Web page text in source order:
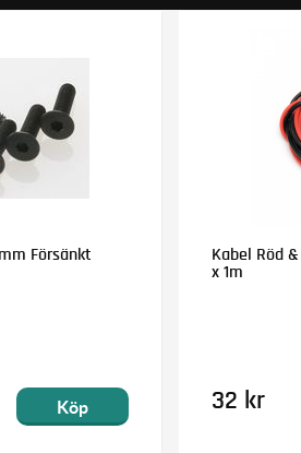
Försänkt
Köp
Kabel Röd
x 1m
32 kr